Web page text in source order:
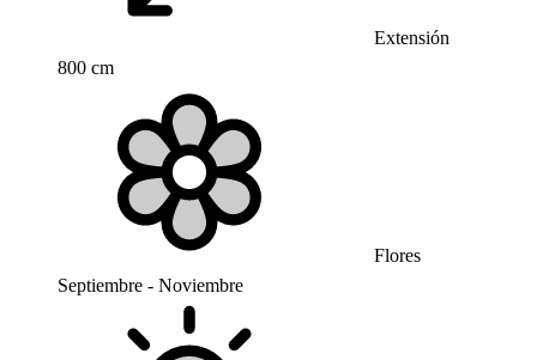
Extensión
800 cm
Flores
Septiembre - Noviembre